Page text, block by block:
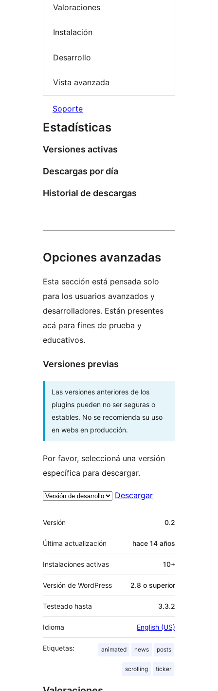
Valoraciones
Instalación
Desarrollo
Vista avanzada
Soporte
Estadísticas
Versiones activas
Descargas por día
Historial de descargas
Opciones avanzadas
Esta sección está pensada solo
para los usuarios avanzados y
desarrolladores. Están presentes
acá para fines de prueba y
educativos.
Versiones previas
Las versiones anteriores de los
plugins pueden no ser seguras o
estables. No se recomienda su uso
en webs en producción.
Por favor, seleccioná una versión
específica para descargar.
Descargar
Meta
Versión 0.2
Última actualización hace 14 años
Instalaciones activas 10+
Versión de WordPress 2.8 o superior
Testeado hasta 3.3.2
Idioma English (US)
Etiquetas: animated news posts
scrolling ticker